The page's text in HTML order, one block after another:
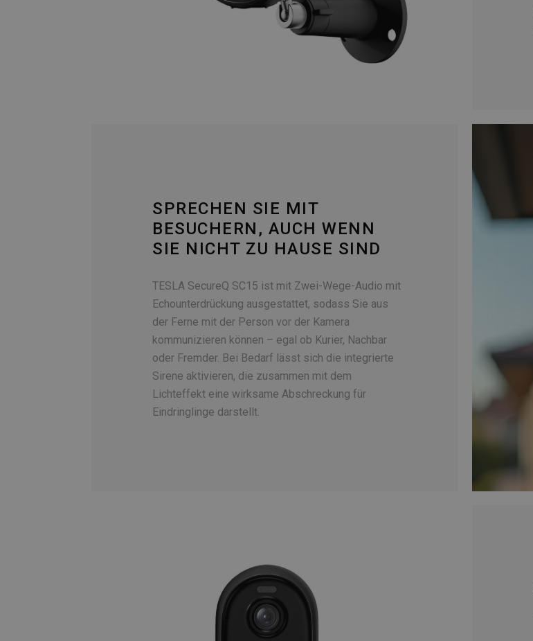
SPRECHEN SIE MIT
BESUCHERN, AUCH WENN
SIE NICHT ZU HAUSE SIND
TESLA SecureQ SC15 ist mit Zwei-Wege-Audio mit
Echounterdrückung ausgestattet, sodass Sie aus
der Ferne mit der Person vor der Kamera
kommunizieren können – egal ob Kurier, Nachbar
oder Fremder. Bei Bedarf lässt sich die integrierte
Sirene aktivieren, die zusammen mit dem
Lichteffekt eine wirksame Abschreckung für
Eindringlinge darstellt.